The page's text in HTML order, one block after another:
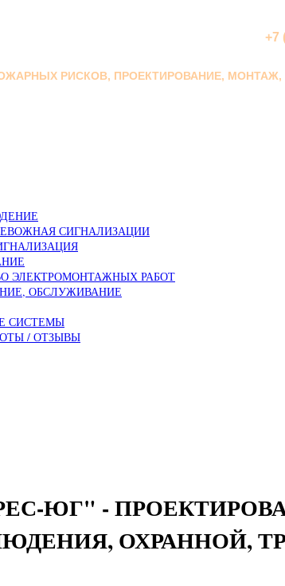
+7
РИСКОВ, ПРОЕКТИРОВАНИЕ,
СИГНАЛИЗАЦИИ
ЭЛЕКТРОМОНТАЖНЫХ РАБОТ
ОБСЛУЖИВАНИЕ
СИСТЕМЫ
/ ОТЗЫВЫ
ЮГ" -
ОХРАННОЙ,